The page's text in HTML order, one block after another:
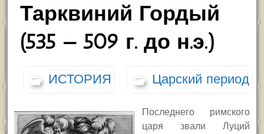
Тарквиний Гордый
(535 — 509 г. до н.э.)
ИСТОРИЯ Царский период
Последнего римского
царя звали Луций